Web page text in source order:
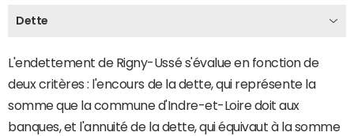
Dette
L'endettement de Rigny-Ussé s'évalue en fonction de
deux critères : l'encours de la dette, qui représente la
somme que la commune d'Indre-et-Loire doit aux
banques, et l'annuité de la dette, qui équivaut à la somme